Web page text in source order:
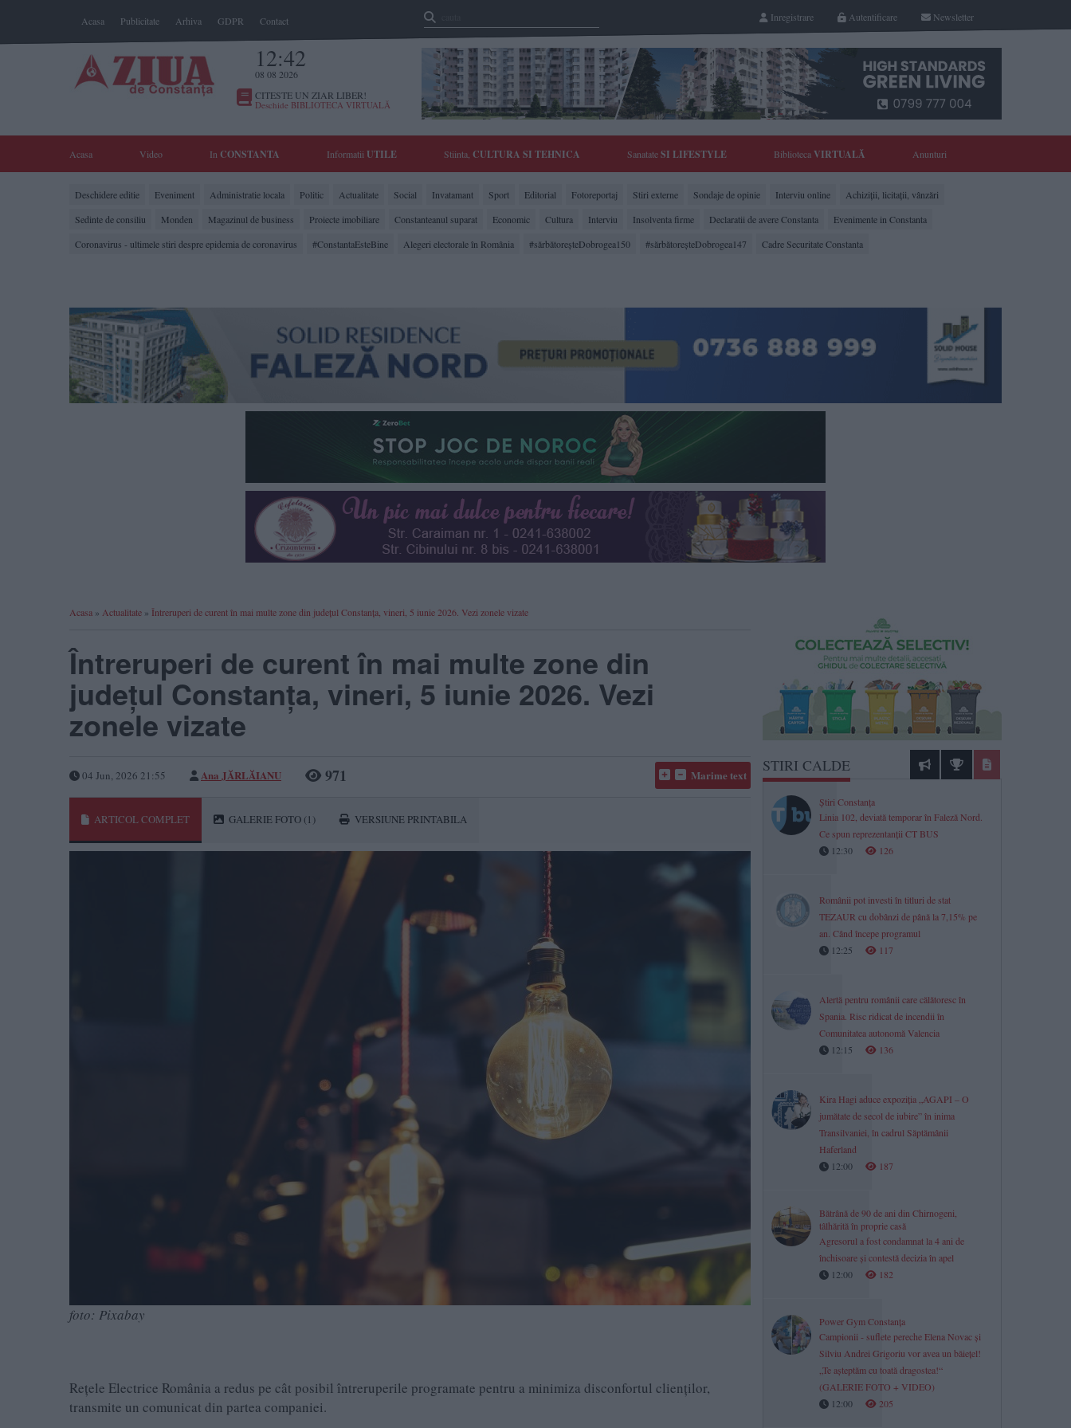
Acasa Publicitate Arhiva GDPR Contact Newsletter
Autentificare
Inregistrare
12:42
08 08 2026
CITESTE UN ZIAR LIBER!
Deschide BIBLIOTECA VIRTUALĂ
Acasa Video In CONSTANTA Informatii UTILE Stiinta, CULTURA SI TEHNICA SanatateSI LIFESTYLE BibliotecaVIRTUALĂ Anunturi
Deschidere editie Eveniment Administratie locala Politic Actualitate Social Invatamant Sport Editorial Fotoreportaj Stiri externe Sondaje de opinie Interviu online
Achiziții, licitații, vânzări
Sedinte de consiliu
Monden Magazinul de business Proiecte imobiliare Constanteanul suparat Economic Cultura Interviu Insolventa firme Declaratii de avere Constanta
Evenimente in Constanta
Coronavirus - ultimele stiri despre epidemia de coronavirus
#ConstantaEsteBine Alegeri electorale în România #sărbătoreşteDobrogea150 #sărbătoreşteDobrogea147 Cadre Securitate Constanta
Acasa » Actualitate » Întreruperi de curent în mai multe zone din județul Constanța, vineri, 5 iunie 2026. Vezi zonele vizate
Întreruperi de curent în mai multe zone din
județul Constanța, vineri, 5 iunie 2026. Vezi
zonele vizate
04 Jun, 2026 21:55 Ana JĂRLĂIANU 971 Marime text
ARTICOL COMPLET GALERIE FOTO (1) VERSIUNE PRINTABILA
foto: Pixabay
Rețele Electrice România a redus pe cât posibil întreruperile programate pentru a minimiza disconfortul clienților,
transmite un comunicat din partea companiei.
STIRI CALDE
Știri Constanța
Linia 102, deviată temporar în Faleză Nord.
Ce spun reprezentanții CT BUS
12:30
126
Românii pot investi în titluri de stat
TEZAUR cu dobânzi de până la 7,15% pe
an. Când începe programul
12:25
117
Alertă pentru românii care călătoresc în
Spania. Risc ridicat de incendii în
Comunitatea autonomă Valencia
12:15
136
Kira Hagi aduce expoziția „AGAPI – O
jumătate de secol de iubire” în inima
Transilvaniei, în cadrul Săptămânii
Haferland
12:00
187
Bătrână de 90 de ani din Chirnogeni,
tâlhărită în proprie casă
Agresorul a fost condamnat la 4 ani de
închisoare și contestă decizia în apel
12:00
182
Power Gym Constanța
Campionii - suflete pereche Elena Novac și
Silviu Andrei Grigoriu vor avea un băiețel!
„Te așteptăm cu toată dragostea!“
(GALERIE FOTO + VIDEO)
12:00
205